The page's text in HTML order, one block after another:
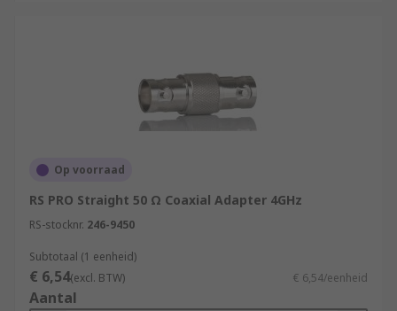
Op voorraad
RS PRO Straight 50 Ω Coaxial Adapter 4GHz
RS-stocknr. 246-9450
Subtotaal (1 eenheid)
€ 6,54(excl. BTW) € 6,54/eenheid
Aantal